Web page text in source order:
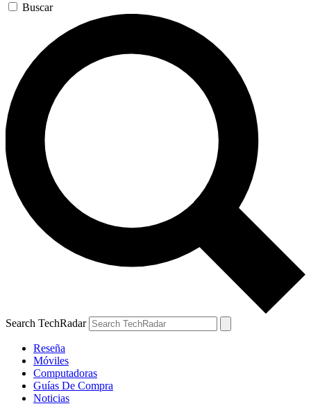
Buscar
Search TechRadar
Reseña
Móviles
Computadoras
Guías De Compra
Noticias